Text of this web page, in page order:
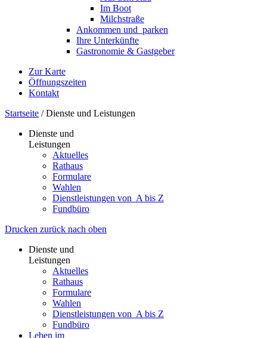
Im Boot
Milchstraße
Ankommen und ­ parken
Ihre Unterkünfte
Gastronomie & Gastgeber
Zur Karte
Öffnungszeiten
Kontakt
Startseite /Dienste und Leistungen
Dienste und
Leistungen
Aktuelles
Rathaus
Formulare
Wahlen
Dienst­leistungen ­von ­ ­A bis Z
Fundbüro
Drucken zurück nach oben
Dienste und
Leistungen
Aktuelles
Rathaus
Formulare
Wahlen
Dienst­leistungen ­von ­ ­A bis Z
Fundbüro
Leben im